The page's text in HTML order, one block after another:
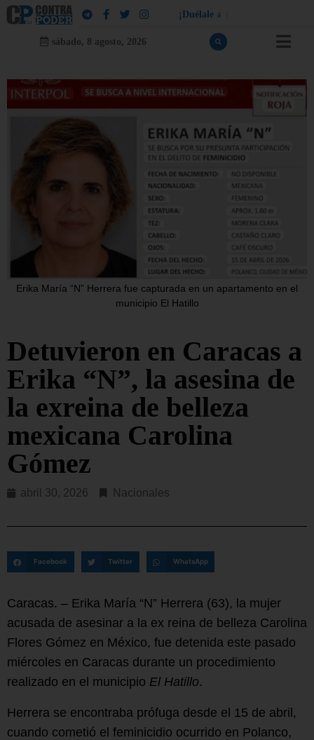
¡ Dué a e a
sábado, 8 agosto, 2026
Erika María “N” Herrera fue capturada en un apartamento en el
municipio El Hatillo
Detuvieron en Caracas a
Erika “N”, la asesina de
la exreina de belleza
mexicana Carolina
Gómez
abril 30, 2026 Nacionales
Facebook Twitter WhatsApp
Caracas. – Erika María “N” Herrera (63), la mujer
acusada de asesinar a la ex reina de belleza Carolina
Flores Gómez en México, fue detenida este pasado
miércoles en Caracas durante un procedimiento
realizado en el municipio El Hatillo.
Herrera se encontraba prófuga desde el 15 de abril,
cuando cometió el feminicidio ocurrido en Polanco,